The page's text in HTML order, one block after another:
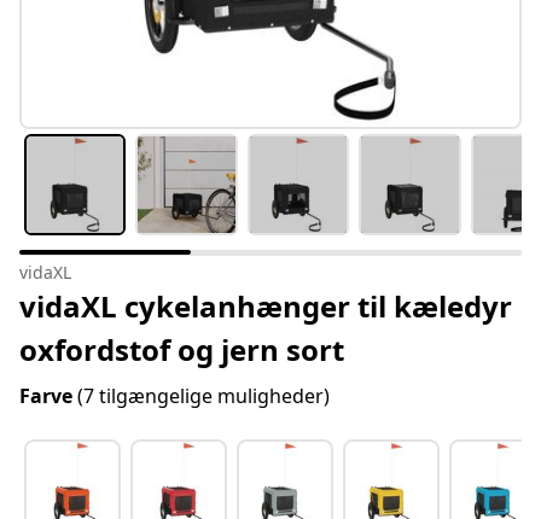
vidaXL
vidaXL cykelanhænger til kæledyr
oxfordstof og jern sort
Farve(7 tilgængelige muligheder)